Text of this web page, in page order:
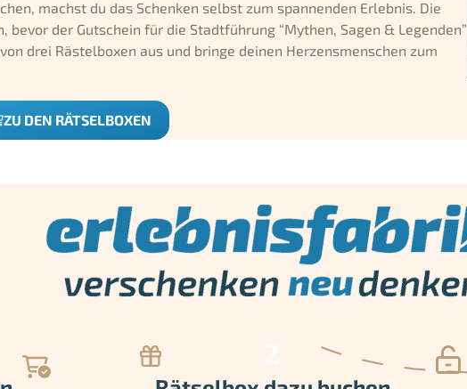
machst du das Schenken selbst zum spannenden Erlebnis. Die
der Gutschein für die Stadtführung “Mythen, Sagen & Legenden”
drei Rästelboxen aus und bringe deinen Herzensmenschen zum
ZU DEN RÄTSELBOXEN